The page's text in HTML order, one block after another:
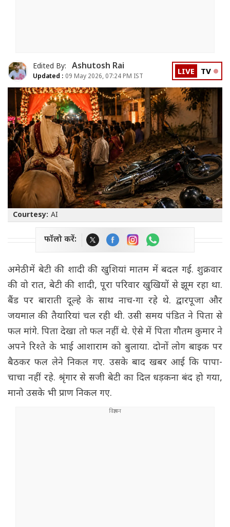
Edited By: Ashutosh Rai
Updated : 09 May 2026, 07:24 PM IST LIVE TV
Courtesy: AI
फॉलो करें:
अमेठी में बेटी की शादी की खुशियां मातम में बदल गई. शुक्रवार
की वो रात, बेटी की शादी, पूरा परिवार खुखियों से झूम रहा था.
बैंड पर बाराती दूल्हे के साथ नाच-गा रहे थे. द्वारपूजा और
जयमाल की तैयारियां चल रही थी. उसी समय पंडित ने पिता से
फल मांगे. पिता देखा तो फल नहीं थे. ऐसे में पिता गौतम कुमार ने
अपने रिश्ते के भाई आशाराम को बुलाया. दोनों लोग बाइक पर
बैठकर फल लेने निकल गए. उसके बाद खबर आई कि पापा-
चाचा नहीं रहे. श्रृंगार से सजी बेटी का दिल धड़कना बंद हो गया,
मानो उसके भी प्राण निकल गए.